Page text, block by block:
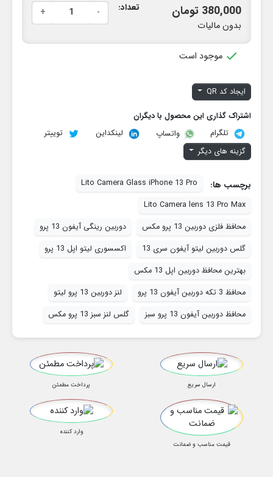
380,000 تومان
بدون مالیات
تعداد: -
+
 موجود است
ایجاد کد QR
اشتراک گذاری این محصول با دیگران
تلگرام
واتساپ لینکداین
توییتر
گزینه های دیگر
برچسب ها:
Lito Camera Glass iPhone 13 Pro
Lito Camera lens 13 Pro Max
محافظ فلزی دوربین 13 پرو مکس
دوربین رینگی آیفون 13 پرو
گلس دوربین لیتو آیفون سری 13
اکسسوری لیتو اپل 13 پرو
بهترین محافظ دوربین اپل 13 مکس
محافظ 3 تکه دوربین آیفون 13 پرو
لنز دوربین 13 پرو لیتو
محافظ دوربین آیفون 13 پرو سبز
گلس لنز سبز 13 پرو مکس
ارسال سریع پرداخت مطمئن
قیمت مناسب و ضمانت
وارد کننده